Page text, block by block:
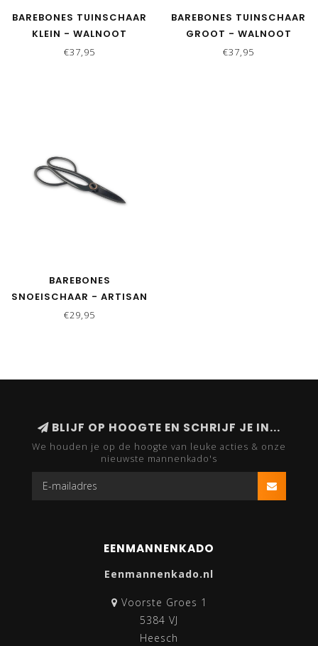
BAREBONES TUINSCHAAR
KLEIN - WALNOOT
€37,95
BAREBONES TUINSCHAAR
GROOT - WALNOOT
€37,95
BAREBONES
SNOEISCHAAR - ARTISAN
PRUNING SHEARS
€29,95
BLIJF OP HOOGTE EN SCHRIJF JE IN...
We houden je op de hoogte van leuke acties & onze
nieuwste mannenkado's
EENMANNENKADO
Eenmannenkado.nl
Voorste Groes 1
5384 VJ
Heesch